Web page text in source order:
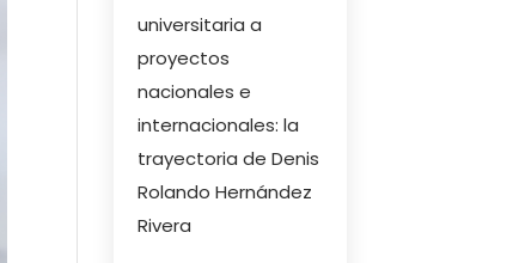
universitaria a
proyectos
nacionales e
internacionales: la
trayectoria de Denis
Rolando Hernández
Rivera